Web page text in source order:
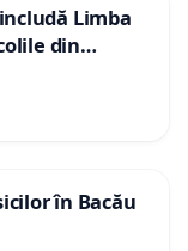
Limba
din
în Bacău